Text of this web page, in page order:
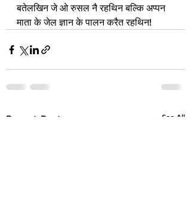
बतेलखिन जे ओ रुसल नै रहथिन बल्कि अप्पन
माता के जेल ज्ञान के पालन करैत रहथिन!
Recent Posts See All